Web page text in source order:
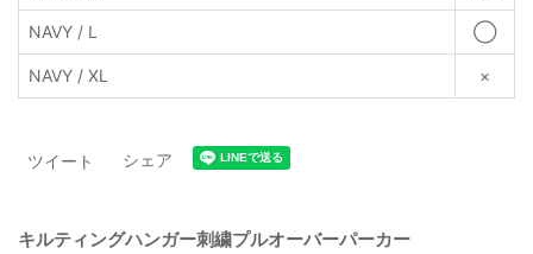
NAVY / L ◯
NAVY / XL ×
ツイート シェア
キルティングハンガー刺繍プルオーバーパーカー